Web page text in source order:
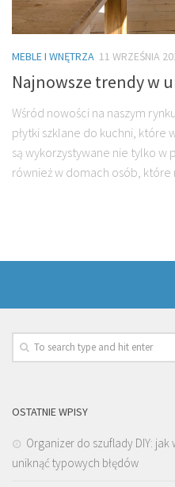
MEBLE I WNĘTRZA 11 WRZEŚNIA
Najnowsze trendy w
Wśród nowości na naszym
płytki szklane do kuchni, które
są wykorzystywane nie tylko
również w domach osób, które
OSTATNIE WPISY
Organizer do szuflady DIY:
uniknąć typowych błędów